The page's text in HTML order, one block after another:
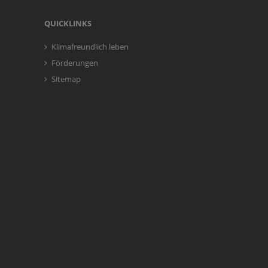
QUICKLINKS
Klimafreundlich leben
Förderungen
Sitemap